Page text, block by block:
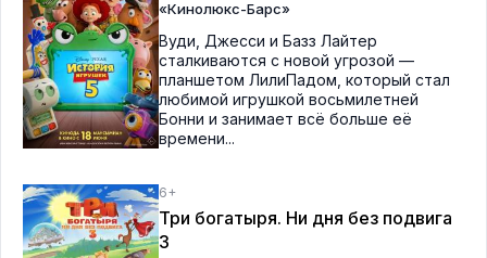
«Кинолюкс-Барс»
Вуди, Джесси и Базз Лайтер
сталкиваются с новой угрозой —
планшетом ЛилиПадом, который стал
любимой игрушкой восьмилетней
Бонни и занимает всё больше её
времени...
6+
Три богатыря. Ни дня без подвига
3